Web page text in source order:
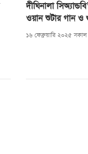
দীঘিনালা
ওয়ান শুটার গান ও
১৬ ফেব্রুয়ারি ২০২৫